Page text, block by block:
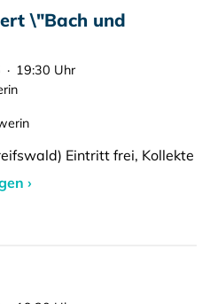
\"Bach und
· 19:30 Uhr
Eintritt frei, Kollekte
›